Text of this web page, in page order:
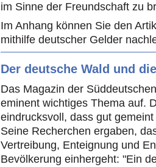
im Sinne der Freundschaft zu
Im Anhang können Sie den
mithilfe deutscher Gelder
Der deutsche Wald und
Das Magazin der
eminent wichtiges Thema auf.
eindrucksvoll, dass gut
Seine Recherchen ergaben,
Vertreibung, Enteignung und
Bevölkerung einhergeht: "Ein